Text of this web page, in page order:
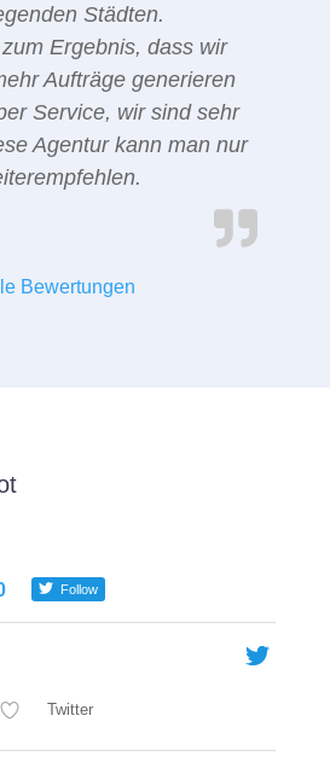
Städten.
Ergebnis, dass wir
Aufträge generieren
Service, wir sind sehr
Agentur kann man nur
Bewertungen
Follow
Twitter